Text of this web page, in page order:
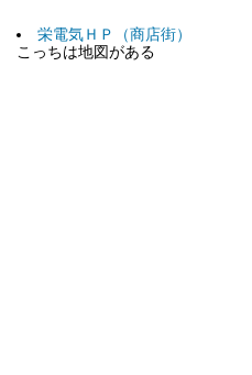
栄電気ＨＰ（商店街）
こっちは地図がある